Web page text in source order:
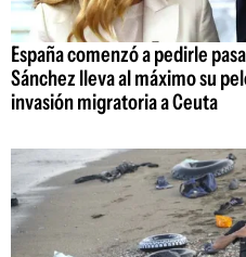
España comenzó a pedirle
Sánchez lleva al máximo su
invasión migratoria a Ceuta